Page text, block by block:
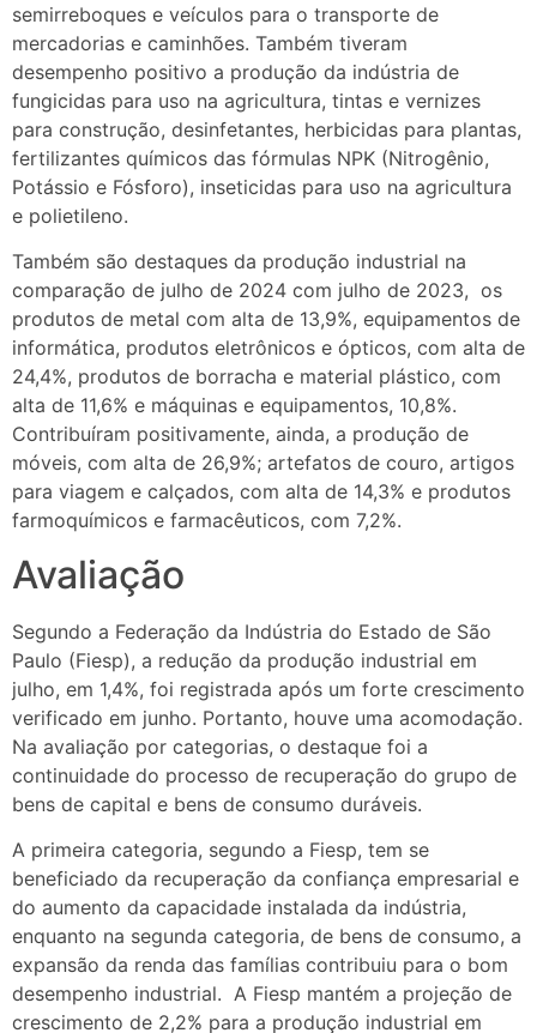
semirreboques e veículos para o transporte de
mercadorias e caminhões. Também tiveram
desempenho positivo a produção da indústria de
fungicidas para uso na agricultura, tintas e vernizes
para construção, desinfetantes, herbicidas para plantas,
fertilizantes químicos das fórmulas NPK (Nitrogênio,
Potássio e Fósforo), inseticidas para uso na agricultura
e polietileno.
Também são destaques da produção industrial na
comparação de julho de 2024 com julho de 2023, os
produtos de metal com alta de 13,9%, equipamentos de
informática, produtos eletrônicos e ópticos, com alta de
24,4%, produtos de borracha e material plástico, com
alta de 11,6% e máquinas e equipamentos, 10,8%.
Contribuíram positivamente, ainda, a produção de
móveis, com alta de 26,9%; artefatos de couro, artigos
para viagem e calçados, com alta de 14,3% e produtos
farmoquímicos e farmacêuticos, com 7,2%.
Avaliação
Segundo a Federação da Indústria do Estado de São
Paulo (Fiesp), a redução da produção industrial em
julho, em 1,4%, foi registrada após um forte crescimento
verificado em junho. Portanto, houve uma acomodação.
Na avaliação por categorias, o destaque foi a
continuidade do processo de recuperação do grupo de
bens de capital e bens de consumo duráveis.
A primeira categoria, segundo a Fiesp, tem se
beneficiado da recuperação da confiança empresarial e
do aumento da capacidade instalada da indústria,
enquanto na segunda categoria, de bens de consumo, a
expansão da renda das famílias contribuiu para o bom
desempenho industrial. A Fiesp mantém a projeção de
crescimento de 2,2% para a produção industrial em